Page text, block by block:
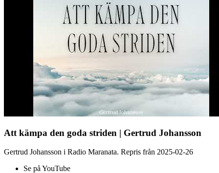
Att kämpa den goda striden | Gertrud Johansson
Gertrud Johansson i Radio Maranata. Repris från 2025-02-26
Se på YouTube